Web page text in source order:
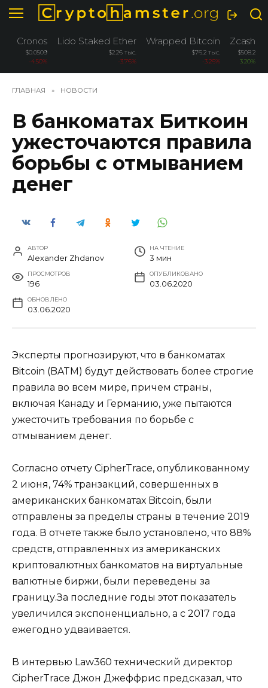
Перейти
содержанию
Cronos
$0.0509
-4.50%
Lido Staked Ether
$2.26 тыс.
-3.76%
Wrapped Bitcoin
$76.2 тыс.
-3.26%
Zcash
$508.2
3.20%
ГЛАВНАЯ » НОВОСТИ
В банкоматах Биткоин
ужесточаются правила
борьбы с отмыванием
денег
АВТОР
Alexander Zhdanov
НА ЧТЕНИЕ
3 мин
ПРОСМОТРОВ
196
ОПУБЛИКОВАНО
03.06.2020
ОБНОВЛЕНО
03.06.2020
Эксперты прогнозируют, что в банкоматах
Bitcoin (BATM) будут действовать более строгие
правила во всем мире, причем страны,
включая Канаду и Германию, уже пытаются
ужесточить требования по борьбе с
отмыванием денег.
Согласно отчету CipherTrace, опубликованному
2 июня, 74% транзакций, совершенных в
американских банкоматах Bitcoin, были
отправлены за пределы страны в течение 2019
года. В отчете также было установлено, что 88%
средств, отправленных из американских
криптовалютных банкоматов на виртуальные
валютные биржи, были переведены за
границу.За последние годы этот показатель
увеличился экспоненциально, а с 2017 года
ежегодно удваивается.
В интервью Law360 технический директор
CipherTrace Джон Джеффрис предсказал, что